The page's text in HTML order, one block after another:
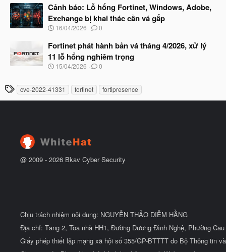
đ
ầ
u
à
b
ắ
đ
Cảnh báo: Lỗ hổng Fortinet, Windows, Adobe,
Exchange bị khai thác cần vá gấp
N
à
y
ắ
đ
ầ
u
16/04/2026 0
Fortinet phát hành bản vá tháng 4/2026, xử lý
11 lỗ hổng nghiêm trọng
N
y
u
15/04/2026 0
T
h
cve-2022-41331 fortinet fortipresence
@ 2009 - 2026 Bkav Cyber Security
Chịu trách nhiệm nội dung: NGUYỄN THẢO DIỄM HẰNG
Địa chỉ: Tầng 2, Tòa nhà HH1, Đường Dương Đình Nghệ, Phường
Giấy phép thiết lập mạng xã hội số 355/GP-BTTTT do Bộ Thông tin